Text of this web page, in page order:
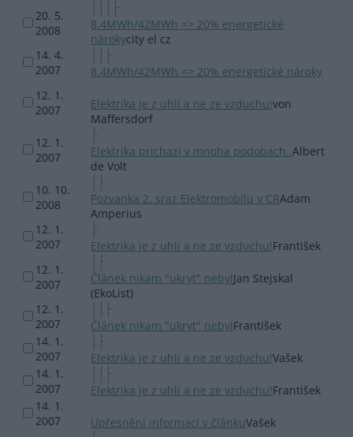
20. 5.
2008
8.4MWh/42MWh => 20% energetické
nárokycity el cz
14. 4.
2007
8.4MWh/42MWh => 20% energetické nároky
12. 1.
2007
Elektrika je z uhlí a ne ze vzduchu!von
Maffersdorf
12. 1.
2007
Elektrika prichazi v mnoha podobach..Albert
de Volt
10. 10.
2008
Pozvanka 2. sraz Elektromobilu v CRAdam
Amperius
12. 1.
2007
Elektrika je z uhlí a ne ze vzduchu!František
12. 1.
2007
Článek nikam "ukryt" nebylJan Stejskal
(EkoList)
12. 1.
2007
Článek nikam "ukryt" nebylFrantišek
14. 1.
2007
Elektrika je z uhlí a ne ze vzduchu!Vašek
14. 1.
2007
Elektrika je z uhlí a ne ze vzduchu!František
14. 1.
2007
Upřesnění informací v článkuVašek